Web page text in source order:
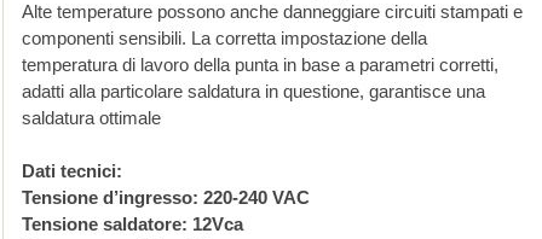
Alte temperature possono anche danneggiare circuiti stampati e
componenti sensibili. La corretta impostazione della
temperatura di lavoro della punta in base a parametri corretti,
adatti alla particolare saldatura in questione, garantisce una
saldatura ottimale
Dati tecnici:
Tensione d’ingresso: 220-240 VAC
Tensione saldatore: 12Vca